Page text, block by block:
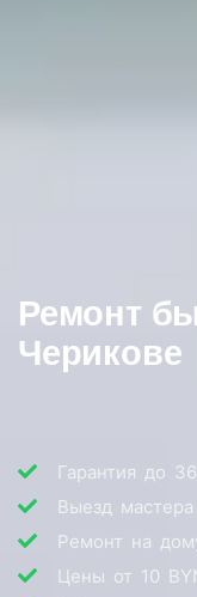
Ремонт
Черикове
Гарантия до
Выезд
Ремонт на
Цены от 10